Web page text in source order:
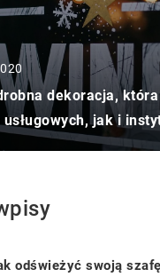
dekoracja,
jak i
odświeżyć swoją